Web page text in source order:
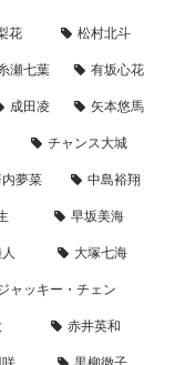
花
松村北斗
瀬七葉
有坂心花
成田凌
矢本悠馬
チャンス大城
夢菜
中島裕翔
早坂美海
大塚七海
ャッキー・チェン
赤井英和